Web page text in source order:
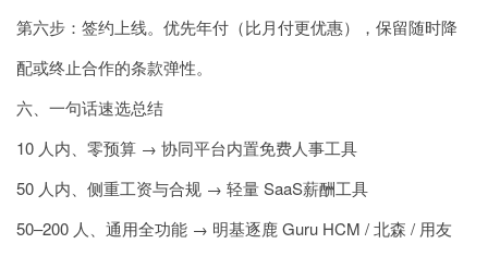
第六步：签约上线。优先年付（比月付更优惠），保留随时降
配或终止合作的条款弹性。
六、一句话速选总结
10 人内、零预算 → 协同平台内置免费人事工具
50 人内、侧重工资与合规 → 轻量 SaaS薪酬工具
50–200 人、通用全功能 → 明基逐鹿 Guru HCM / 北森 / 用友